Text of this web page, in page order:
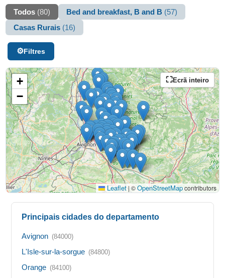
Todos (80) Bed and breakfast, B and B (57)
Casas Rurais (16)
Filtres
Ecrã inteiro
+
−
Leaflet| ©OpenStreetMapcontributors
Principais cidades do departamento
Avignon (84000)
L'Isle-sur-la-sorgue (84800)
Orange (84100)